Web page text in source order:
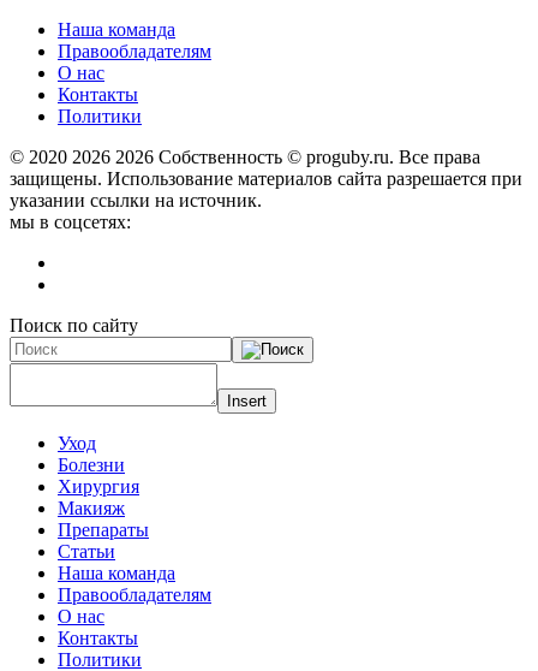
Наша команда
Правообладателям
О нас
Контакты
Политики
© 2020 2026 2026 Собственность © proguby.ru. Все права
защищены. Использование материалов сайта разрешается при
указании ссылки на источник.
мы в соцсетях:
Поиск по сайту
Insert
Уход
Болезни
Хирургия
Макияж
Препараты
Статьи
Наша команда
Правообладателям
О нас
Контакты
Политики